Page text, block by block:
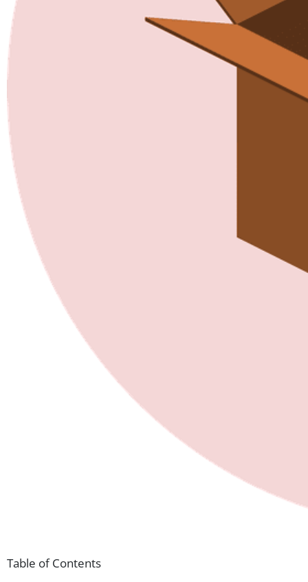
Table of Contents